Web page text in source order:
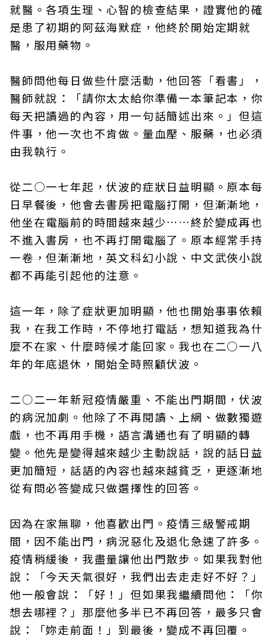
就醫。各項生理、心智的檢查結果，證實他的確
是患了初期的阿茲海默症，他終於開始定期就
醫，服用藥物。
醫師問他每日做些什麼活動，他回答「看書」，
醫師就說：「請你太太給你準備一本筆記本，你
每天把讀過的內容，用一句話簡述出來。」但這
件事，他一次也不肯做。量血壓、服藥，也必須
由我執行。
從二○一七年起，伏波的症狀日益明顯。原本每
日早餐後，他會去書房把電腦打開，但漸漸地，
他坐在電腦前的時間越來越少……終於變成再也
不進入書房，也不再打開電腦了。原本經常手持
一卷，但漸漸地，英文科幻小說、中文武俠小說
都不再能引起他的注意。
這一年，除了症狀更加明顯，他也開始事事依賴
我，在我工作時，不停地打電話，想知道我為什
麼不在家、什麼時候才能回家。我也在二○一八
年的年底退休，開始全時照顧伏波。
二○二一年新冠疫情嚴重、不能出門期間，伏波
的病況加劇。他除了不再閱讀、上網、做數獨遊
戲，也不再用手機，語言溝通也有了明顯的轉
變。他先是變得越來越少主動說話，說的話日益
更加簡短，話語的內容也越來越貧乏，更逐漸地
從有問必答變成只做選擇性的回答。
因為在家無聊，他喜歡出門。疫情三級警戒期
間，因不能出門，病況惡化及退化急速了許多。
疫情稍緩後，我盡量讓他出門散步。如果我對他
說：「今天天氣很好，我們出去走走好不好？」
他一般會說：「好！」但如果我繼續問他：「你
想去哪裡？」那麼他多半已不再回答，最多只會
說：「妳走前面！」到最後，變成不再回覆。